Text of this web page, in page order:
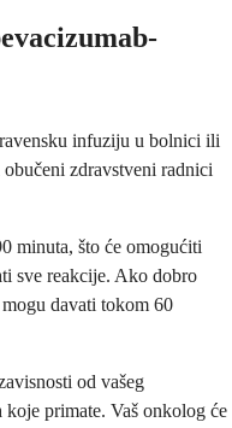
infuziju u bolnici ili
zdravstveni radnici
minuta, što će omogućiti
sve reakcije. Ako dobro
davati tokom 60
od vašeg
primate. Vaš onkolog će